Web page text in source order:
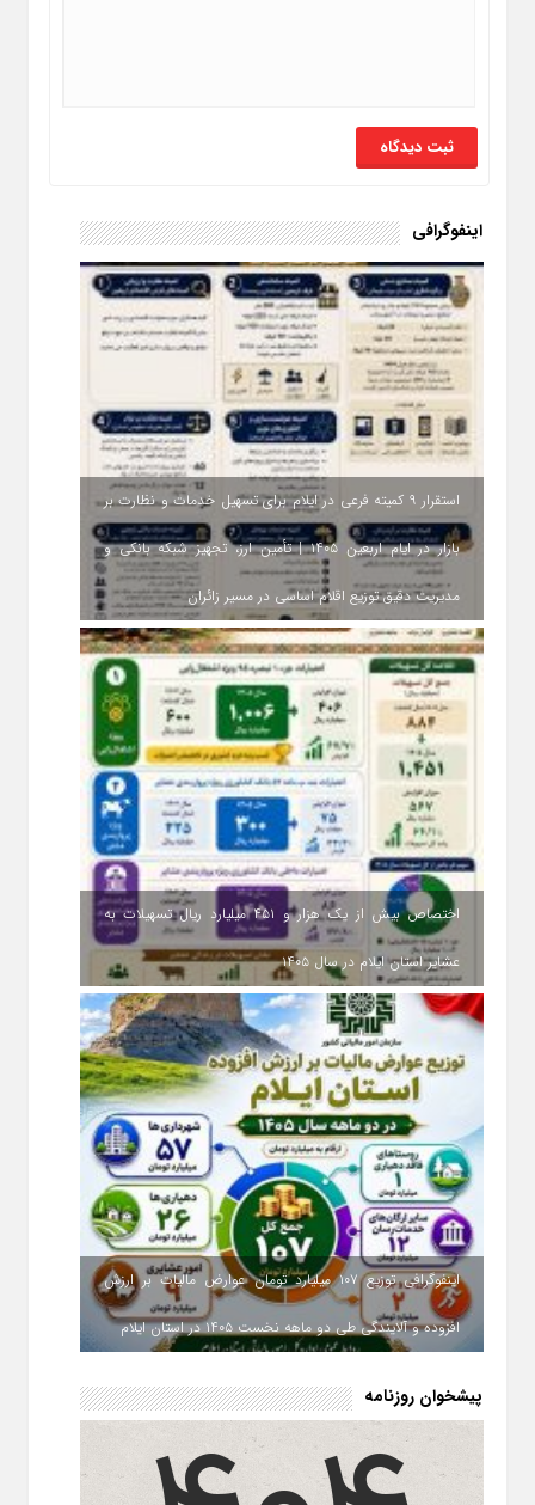
اینفوگرافی
استقرار ۹ کمیته فرعی در ایلام برای تسهیل خدمات و نظارت بر
بازار در ایام اربعین ۱۴۰۵ | تأمین ارز، تجهیز شبکه بانکی و
مدیریت دقیق توزیع اقلام اساسی در مسیر زائران
اختصاص بیش از یک هزار و ۴۵۱ میلیارد ریال تسهیلات به
عشایر استان ایلام در سال ۱۴۰۵
اینفوگرافی توزیع ۱۰۷ میلیارد تومان عوارض مالیات بر ارزش
افزوده و آلایندگی طی دو ماهه نخست ۱۴۰۵ در استان ایلام
پیشخوان روزنامه